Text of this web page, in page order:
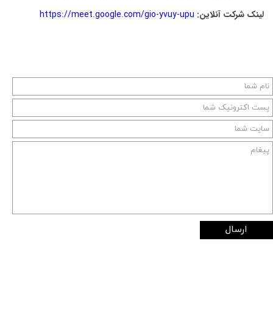
لینک شرکت آنلاین: https://meet.google.com/gio-yvuy-upu
ارسال